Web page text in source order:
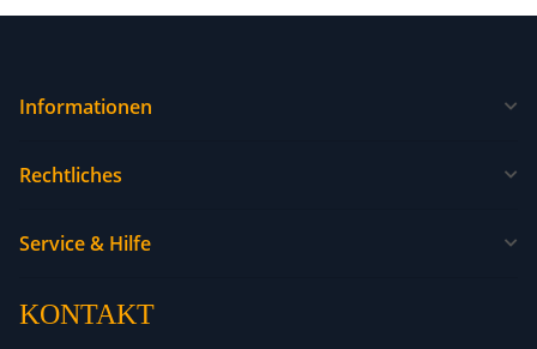
Informationen
Rechtliches
Service & Hilfe
KONTAKT